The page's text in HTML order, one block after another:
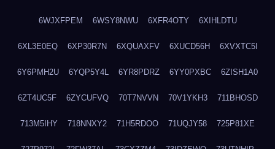
6WJXFPEM 6WSY8NWU 6XFR4OTY 6XIHLDTU
6XL3E0EQ 6XP30R7N 6XQUAXFV 6XUCD56H 6XVXTC5I
6Y6PMH2U 6YQP5Y4L 6YR8PDRZ 6YY0PXBC 6ZISH1A0
6ZT4UC5F 6ZYCUFVQ 70T7NVVN 70V1YKH3 711BHOSD
713M5IHY 718NNXY2 71H5RDOO 71UQJY58 725P81XE